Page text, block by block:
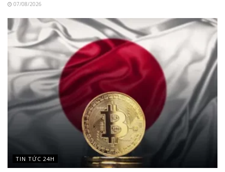
07/08/2026
TIN TỨC 24H